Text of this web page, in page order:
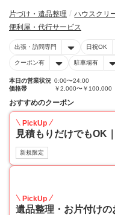
片づけ・遺品整理 ハウスクリ
便利屋・代行サービス
出張・訪問専門 日祝OK
クーポン有 駐車場有
本日の営業状況 0:00〜24:00
価格帯
￥2,000〜￥100,000
おすすめのクーポン
PickUp
見積もりだけでもOK
新規限定
PickUp
遺品整理・お片付けの